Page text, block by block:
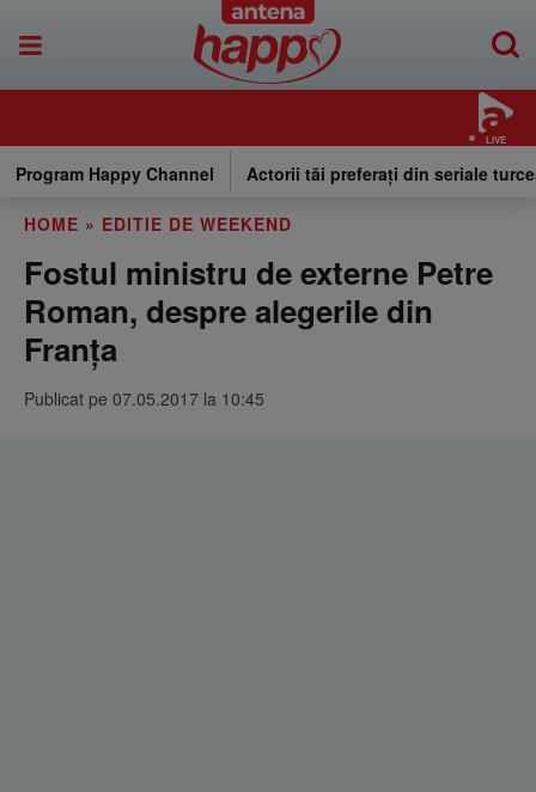
LIVE
Program Happy Channel Actorii tăi preferați din seriale
HOME » EDITIE DE WEEKEND
Fostul ministru de externe Petre
Roman, despre alegerile din
Franţa
Publicat pe 07.05.2017 la 10:45